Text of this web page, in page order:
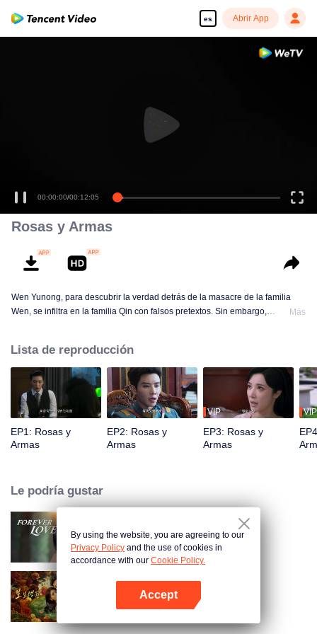
es Abrir App
00:00:00/00:12:05
Rosas y Armas
Wen Yunong, para descubrir la verdad detrás de la masacre de la familia
Wen, se infiltra en la familia Qin con falsos pretextos. Sin embargo,
cuando Qin Kewen regresa con un voto de venganza, decidido a exponer a
Wen Yunong como un fraude amoroso. A pesar de su postura adversaria,
sus emociones se profundizan con cada encuentro.
Más
Lista de reproducción
EP1: Rosas y
Armas
EP2: Rosas y
Armas
VIP
EP3: Rosas y
Armas
VIP
Le podría gustar
Amor Eterno
Amor peligroso
By using the website, you are agreeing to our
Privacy Policy and the use of cookies in
accordance with our Cookie Policy.
Accept